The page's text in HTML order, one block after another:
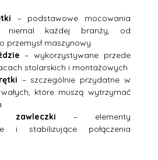
– podstawowe mocowania
niemal każdej branży, od
przemysł maszynowy
– wykorzystywane przede
stolarskich i montażowych
– szczególnie przydatne w
które muszą wytrzymać
zawleczki – elementy
i stabilizujące połączenia